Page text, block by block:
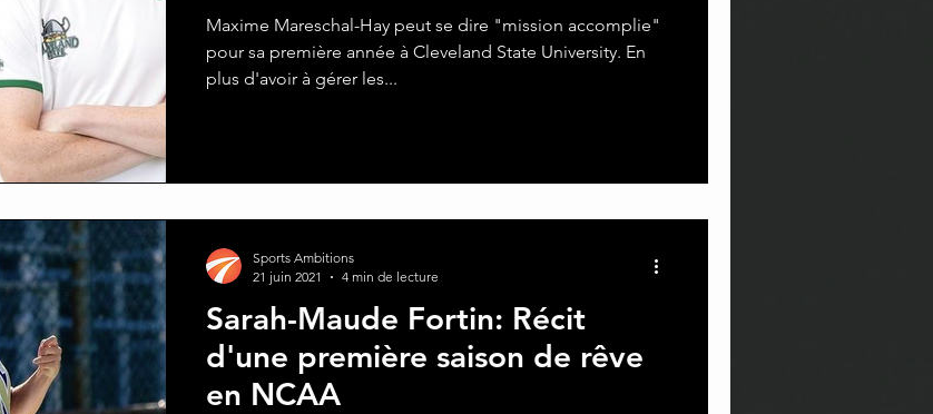
Maxime Mareschal-Hay peut se dire "mission accomplie"
pour sa première année à Cleveland State University. En
plus d'avoir à gérer les...
Sarah-Maude Fortin: Récit
d'une première saison de rêve
en NCAA
Sports Ambitions
21 juin 2021
4 min de lecture